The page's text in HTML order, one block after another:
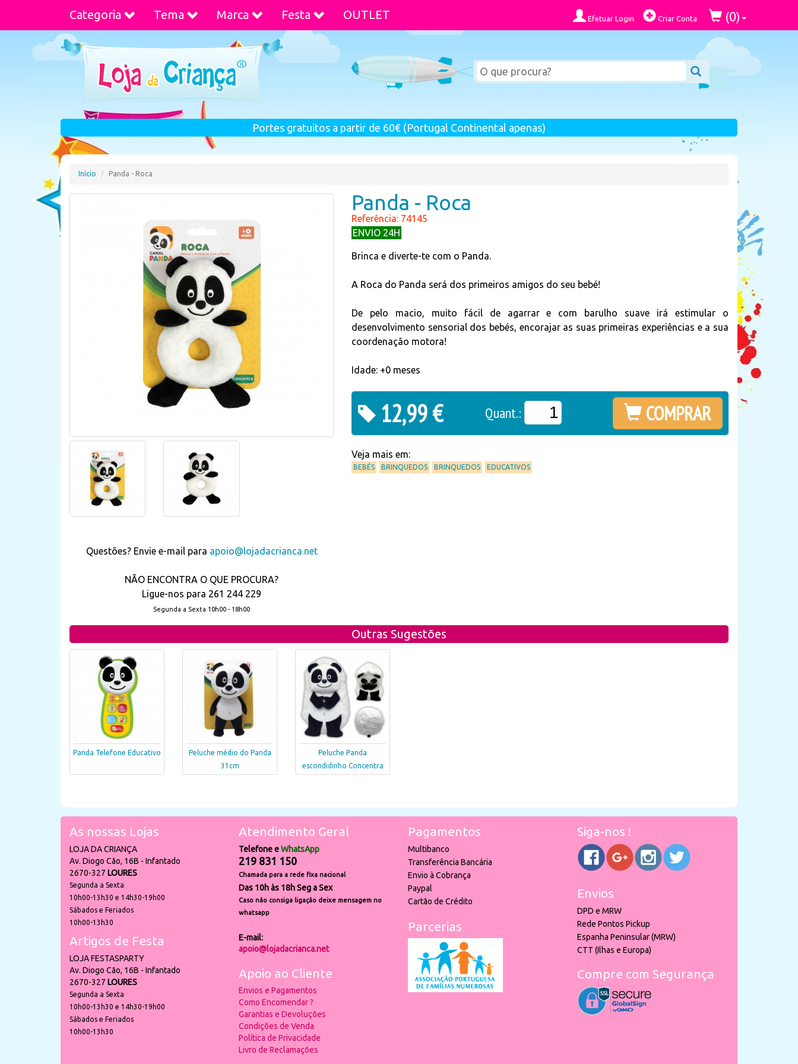
Categoria Tema Marca Festa OUTLET Efetuar Login Criar Conta (0)
Portes gratuitos a partir de 60€ (Portugal Continental apenas)
Início Panda - Roca
Questões? Envie e-mail para apoio@lojadacrianca.net
NÃO ENCONTRA O QUE PROCURA?
Ligue-nos para 261 244 229
Segunda a Sexta 10h00 - 18h00
Panda - Roca
Referência: 74145
ENVIO 24H
Brinca e diverte-te com o Panda.
A Roca do Panda será dos primeiros amigos do seu bebé!
De pelo macio, muito fácil de agarrar e com barulho suave irá estimular o
desenvolvimento sensorial dos bebés, encorajar as suas primeiras experiências e a sua
coordenação motora!
Idade: +0 meses
12,99 € Quant.: COMPRAR
Veja mais em:
BEBÉS BRINQUEDOS BRINQUEDOS EDUCATIVOS
Outras Sugestões
Panda Telefone Educativo
Peluche médio do Panda
31cm
Peluche Panda
escondidinho Concentra
As nossas Lojas
LOJA DA CRIANÇA
Av. Diogo Cão, 16B - Infantado
2670-327 LOURES
Segunda a Sexta
10h00-13h30 e 14h30-19h00
Sábados e Feriados
10h00-13h30
Artigos de Festa
LOJA FESTASPARTY
Av. Diogo Cão, 16B - Infantado
2670-327 LOURES
Segunda a Sexta
10h00-13h30 e 14h30-19h00
Sábados e Feriados
10h00-13h30
Atendimento Geral
Telefone eWhatsApp
219 831 150
Chamada para a rede fixa nacional
Das 10h às 18h Seg a Sex
Caso não consiga ligação deixe mensagem no
whatsapp
E-mail:
apoio@lojadacrianca.net
Apoio ao Cliente
Envios e Pagamentos
Como Encomendar ?
Garantias e Devoluções
Condições de Venda
Política de Privacidade
Livro de Reclamações
Pagamentos
Multibanco
Transferência Bancária
Envio à Cobrança
Paypal
Cartão de Crédito
Parcerias
Siga-nos !
Envios
DPD e MRW
Rede Pontos Pickup
Espanha Peninsular (MRW)
CTT (Ilhas e Europa)
Compre com Segurança